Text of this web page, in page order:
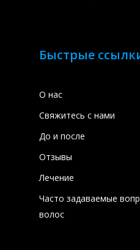
Быстрые
О нас
Свяжитесь с нами
До и после
Отзывы
Лечение
Часто задаваемые
волос